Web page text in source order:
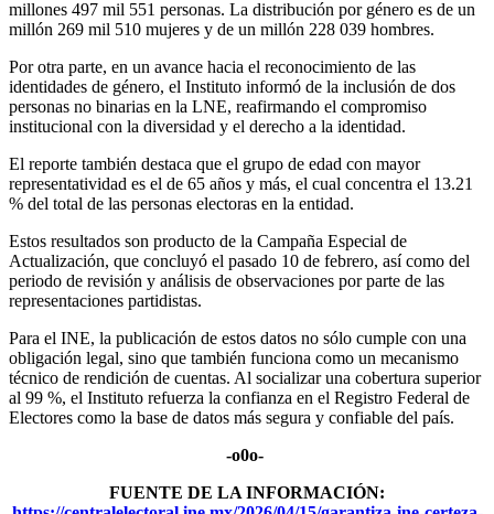
millones 497 mil 551 personas. La distribución por género es de un
millón 269 mil 510 mujeres y de un millón 228 039 hombres.
Por otra parte, en un avance hacia el reconocimiento de las
identidades de género, el Instituto informó de la inclusión de dos
personas no binarias en la LNE, reafirmando el compromiso
institucional con la diversidad y el derecho a la identidad.
El reporte también destaca que el grupo de edad con mayor
representatividad es el de 65 años y más, el cual concentra el 13.21
% del total de las personas electoras en la entidad.
Estos resultados son producto de la Campaña Especial de
Actualización, que concluyó el pasado 10 de febrero, así como del
periodo de revisión y análisis de observaciones por parte de las
representaciones partidistas.
Para el INE, la publicación de estos datos no sólo cumple con una
obligación legal, sino que también funciona como un mecanismo
técnico de rendición de cuentas. Al socializar una cobertura superior
al 99 %, el Instituto refuerza la confianza en el Registro Federal de
Electores como la base de datos más segura y confiable del país.
-o0o-
FUENTE DE LA INFORMACIÓN: